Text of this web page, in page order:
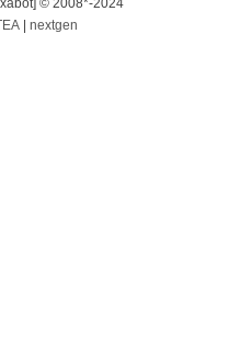
© 2008*-2024
nextgen